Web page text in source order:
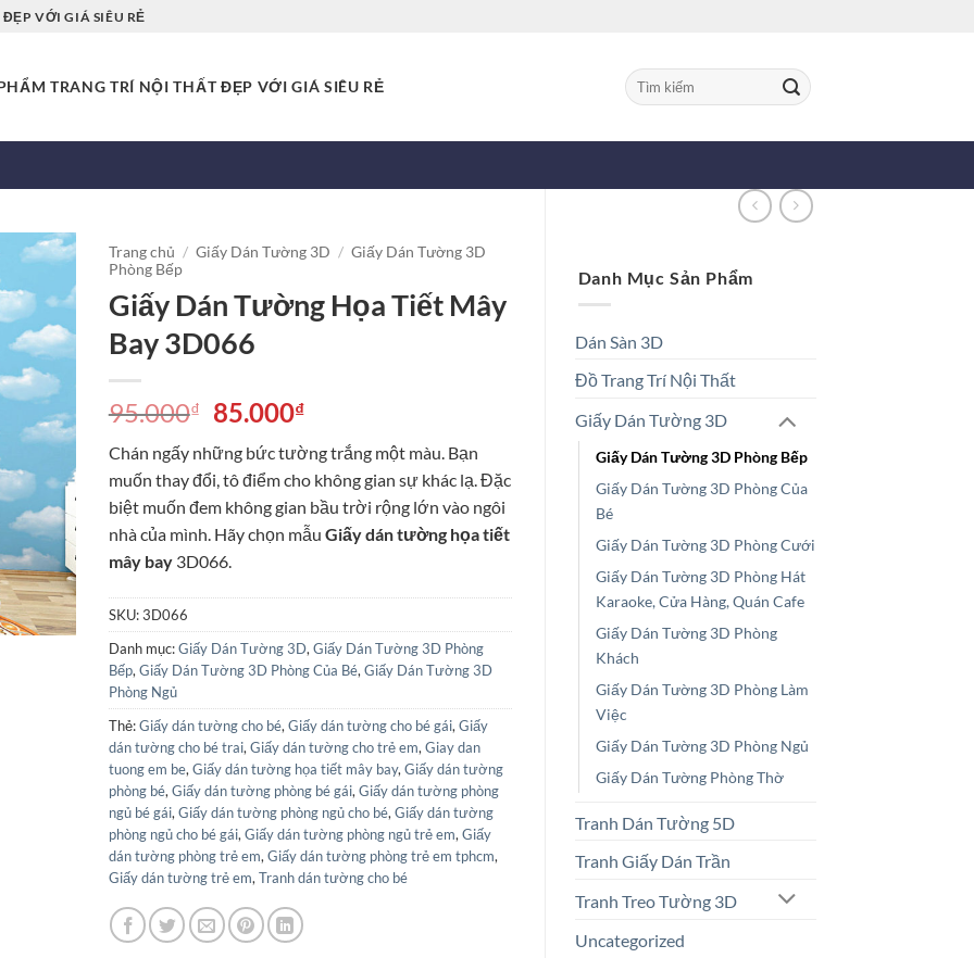
VỚI GIÁ SIÊU RẺ
TRANG TRÍ NỘI THẤT ĐẸP VỚI GIÁ SIÊU RẺ
Tìm
kiếm:
Danh Mục Sản Phẩm
Dán Sàn 3D
Đồ Trang Trí Nội Thất
Giấy Dán Tường 3D
Giấy Dán Tường 3D Phòng Bếp
Giấy Dán Tường 3D Phòng Của
Bé
Giấy Dán Tường 3D Phòng Cưới
Giấy Dán Tường 3D Phòng Hát
Karaoke, Cửa Hàng, Quán Cafe
Giấy Dán Tường 3D Phòng
Khách
Giấy Dán Tường 3D Phòng Làm
Việc
Giấy Dán Tường 3D Phòng Ngủ
Giấy Dán Tường Phòng Thờ
Tranh Dán Tường 5D
Tranh Giấy Dán Trần
Tranh Treo Tường 3D
Uncategorized
Trang chủ / Giấy Dán Tường 3D / Giấy Dán Tường 3D
Phòng Bếp
Giấy Dán Tường Họa Tiết Mây
Bay 3D066
95.000₫
Giá
là:
95.000₫.
85.000₫Giá
hiện
tại
là:
85.000₫.
Chán ngấy những bức tường trắng một màu. Bạn
muốn thay đổi, tô điểm cho không gian sự khác lạ. Đặc
biệt muốn đem không gian bầu trời rộng lớn vào ngôi
nhà của mình. Hãy chọn mẫu Giấy dán tường họa tiết
mây bay3D066.
SKU:3D066
Danh mục:Giấy Dán Tường 3D, Giấy Dán Tường 3D Phòng
Bếp, Giấy Dán Tường 3D Phòng Của Bé, Giấy Dán Tường 3D
Phòng Ngủ
Thẻ:Giấy dán tường cho bé, Giấy dán tường cho bé gái, Giấy
dán tường cho bé trai, Giấy dán tường cho trẻ em, Giay dan
tuong em be, Giấy dán tường họa tiết mây bay, Giấy dán tường
phòng bé, Giấy dán tường phòng bé gái, Giấy dán tường phòng
ngủ bé gái, Giấy dán tường phòng ngủ cho bé, Giấy dán tường
phòng ngủ cho bé gái, Giấy dán tường phòng ngủ trẻ em, Giấy
dán tường phòng trẻ em, Giấy dán tường phòng trẻ em tphcm,
Giấy dán tường trẻ em, Tranh dán tường cho bé